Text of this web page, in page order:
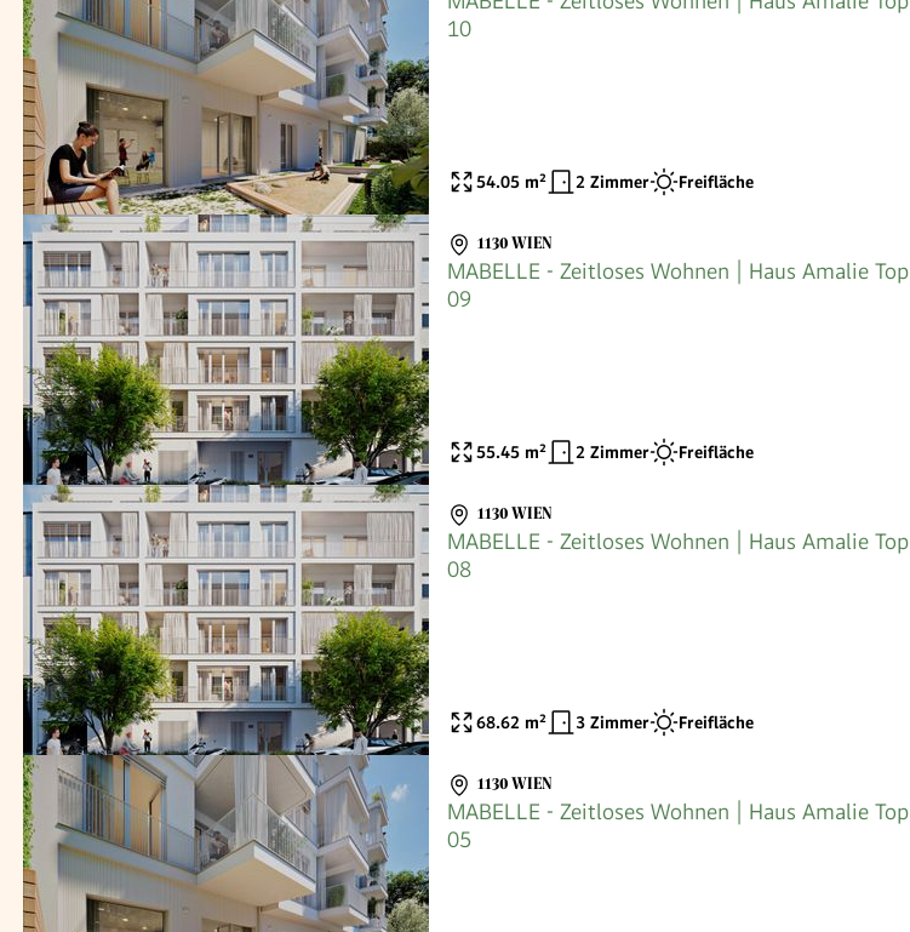
10
54.05 m² 2 Zimmer Freifläche
1130 WIEN
MABELLE - Zeitloses Wohnen | Haus Amalie Top
09
55.45 m² 2 Zimmer Freifläche
1130 WIEN
MABELLE - Zeitloses Wohnen | Haus Amalie Top
08
68.62 m² 3 Zimmer Freifläche
1130 WIEN
MABELLE - Zeitloses Wohnen | Haus Amalie Top
05